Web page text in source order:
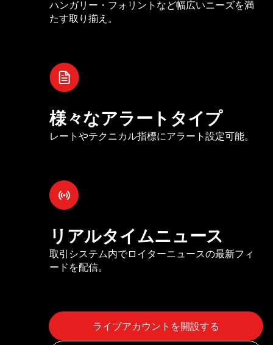
ハンガリー・フォリントなど幅広いニーズを満
たす取り揃え。
様々なアラートタイプ
レートやテクニカル指標にアラート設定可能。
リアルタイムニュース
取引システム内でロイターニュースの最新フィ
ードを配信。